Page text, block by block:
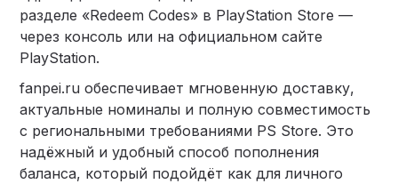
разделе «Redeem Codes» в PlayStation Store —
через консоль или на официальном сайте
PlayStation.
fanpei.ru обеспечивает мгновенную доставку,
актуальные номиналы и полную совместимость
с региональными требованиями PS Store. Это
надёжный и удобный способ пополнения
баланса, который подойдёт как для личного